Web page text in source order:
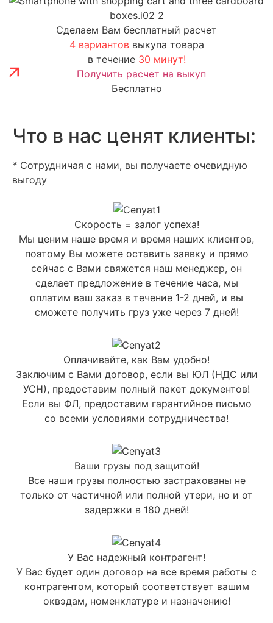
Сделаем Вам бесплатный расчет
4 вариантов выкупа товара
в течение 30 минут!
Получить расчет на выкуп
Бесплатно
Что в нас ценят клиенты:
* Сотрудничая с нами, вы получаете очевидную
выгоду
Скорость = залог успеха!
Мы ценим наше время и время наших клиентов,
поэтому Вы можете оставить заявку и прямо
сейчас с Вами свяжется наш менеджер, он
сделает предложение в течение часа, мы
оплатим ваш заказ в течение 1-2 дней, и вы
сможете получить груз уже через 7 дней!
Оплачивайте, как Вам удобно!
Заключим с Вами договор, если вы ЮЛ (НДС или
УСН), предоставим полный пакет документов!
Если вы ФЛ, предоставим гарантийное письмо
со всеми условиями сотрудничества!
Ваши грузы под защитой!
Все наши грузы полностью застрахованы не
только от частичной или полной утери, но и от
задержки в 180 дней!
У Вас надежный контрагент!
У Вас будет один договор на все время работы с
контрагентом, который соответствует вашим
оквэдам, номенклатуре и назначению!